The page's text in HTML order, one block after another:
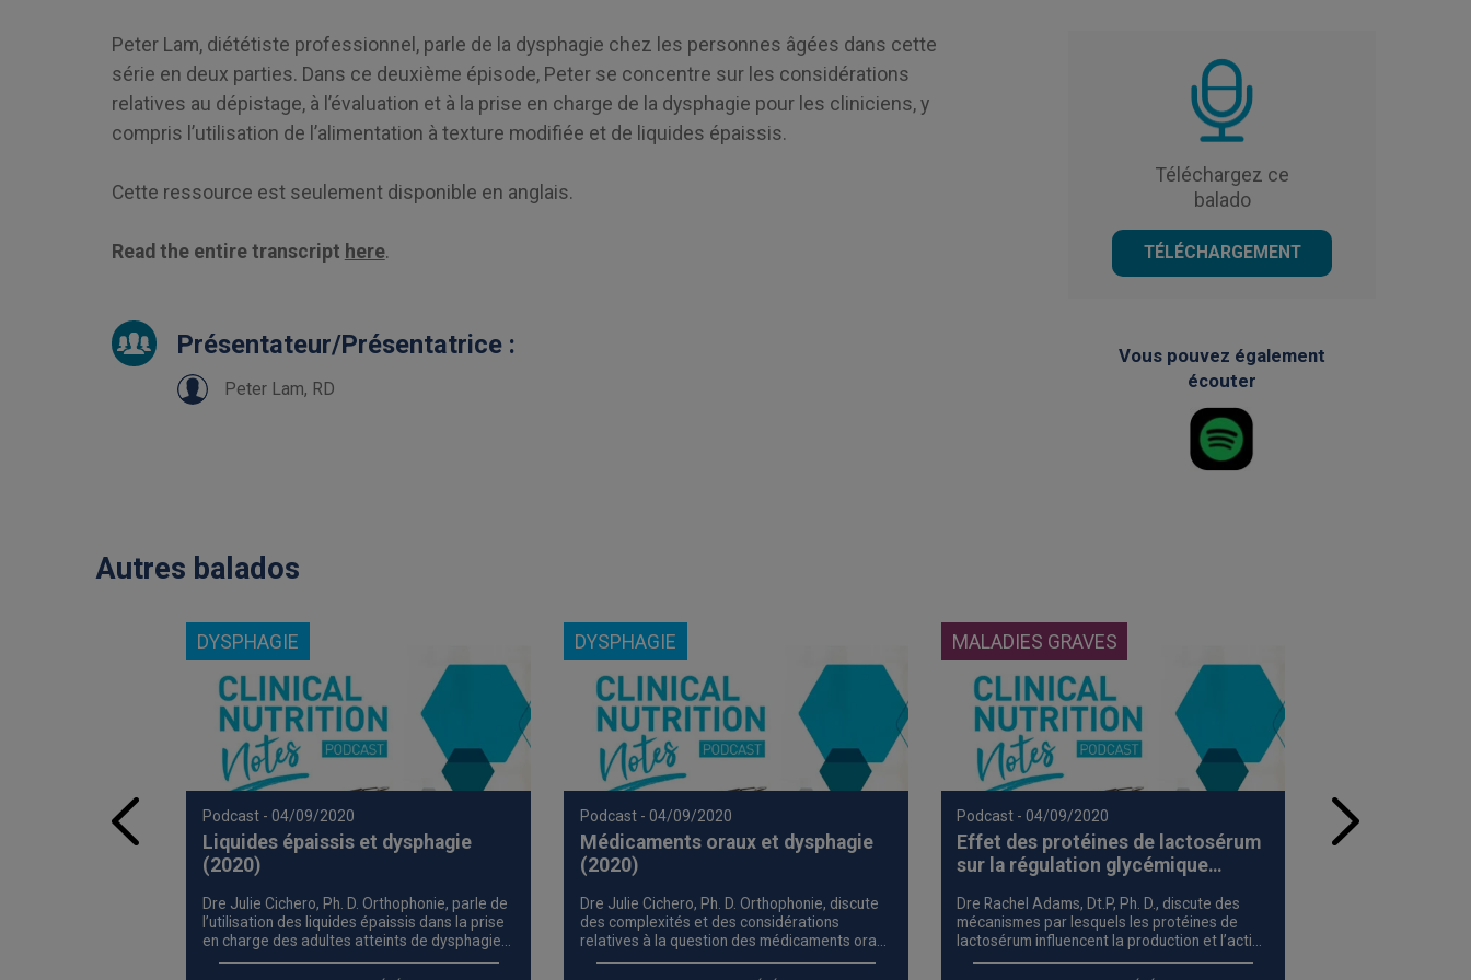
Peter Lam, diététiste professionnel, parle de la dysphagie chez les personnes âgées dans cette
série en deux parties. Dans ce deuxième épisode, Peter se concentre sur les considérations
relatives au dépistage, à l’évaluation et à la prise en charge de la dysphagie pour les cliniciens, y
compris l’utilisation de l’alimentation à texture modifiée et de liquides épaissis.
Cette ressource est seulement disponible en anglais.
Read the entire transcript here.
Présentateur/Présentatrice :
Peter Lam, RD
Téléchargez ce
balado
TÉLÉCHARGEMENT
Vous pouvez également
écouter
Autres balados
DYSPHAGIE
Podcast - 04/09/2020
Liquides épaissis et dysphagie
(2020)
Dre Julie Cichero, Ph. D. Orthophonie, parle de
l’utilisation des liquides épaissis dans la prise
en charge des adultes atteints de dysphagie
et de ce à quoi s’attendre dans l’avenir de la
DYSPHAGIE
Podcast- 04/09/2020
Médicaments oraux et dysphagie
(2020)
Dre Julie Cichero, Ph. D. Orthophonie, discute
des complexités et des considérations
relatives à la question des médicaments oraux
pour les personnes atteintes de dysphagie qui
MALADIES GRAVES
Podcast - 04/09/2020
Effet des protéines de lactosérum
sur la régulation glycémique
Dre Rachel Adams, Dt.P, Ph. D., discute des
mécanismes par lesquels les protéines de
lactosérum influencent la production et l’action
de l’insuline et souligne l’incidence que cela
Podcast
Effet des